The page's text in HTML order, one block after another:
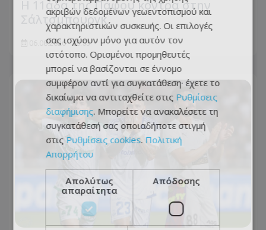
Η 11άδα της Πάφου κόντρα στην
Σάλτσμπουργκ
06.08.2026 - 18:53
ακριβών δεδομένων γεωεντοπισμού και
χαρακτηριστικών συσκευής. Οι επιλογές
σας ισχύουν μόνο για αυτόν τον
ιστότοπο. Ορισμένοι προμηθευτές
μπορεί να βασίζονται σε έννομο
συμφέρον αντί για συγκατάθεση· έχετε το
δικαίωμα να αντιταχθείτε στις Ρυθμίσεις
διαφήμισης. Μπορείτε να ανακαλέσετε τη
συγκατάθεσή σας οποιαδήποτε στιγμή
στις Ρυθμίσεις cookies. Πολιτική
Απορρήτου
Απολύτως
απαραίτητα
Απόδοσης